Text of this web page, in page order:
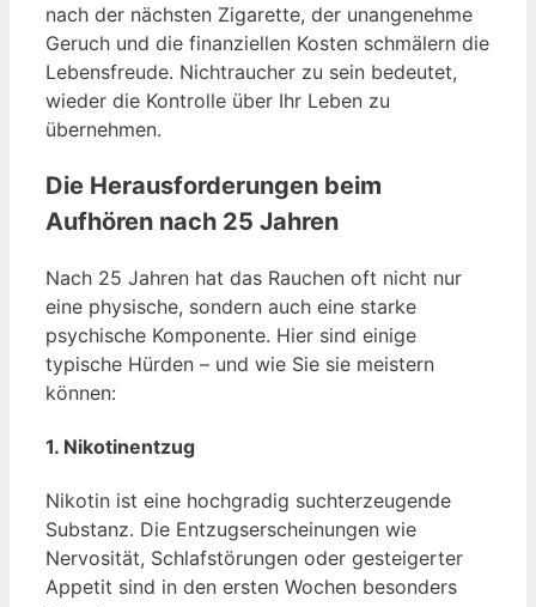
nach der nächsten Zigarette, der unangenehme
Geruch und die finanziellen Kosten schmälern die
Lebensfreude. Nichtraucher zu sein bedeutet,
wieder die Kontrolle über Ihr Leben zu
übernehmen.
Die Herausforderungen beim
Aufhören nach 25 Jahren
Nach 25 Jahren hat das Rauchen oft nicht nur
eine physische, sondern auch eine starke
psychische Komponente. Hier sind einige
typische Hürden – und wie Sie sie meistern
können:
1. Nikotinentzug
Nikotin ist eine hochgradig suchterzeugende
Substanz. Die Entzugserscheinungen wie
Nervosität, Schlafstörungen oder gesteigerter
Appetit sind in den ersten Wochen besonders